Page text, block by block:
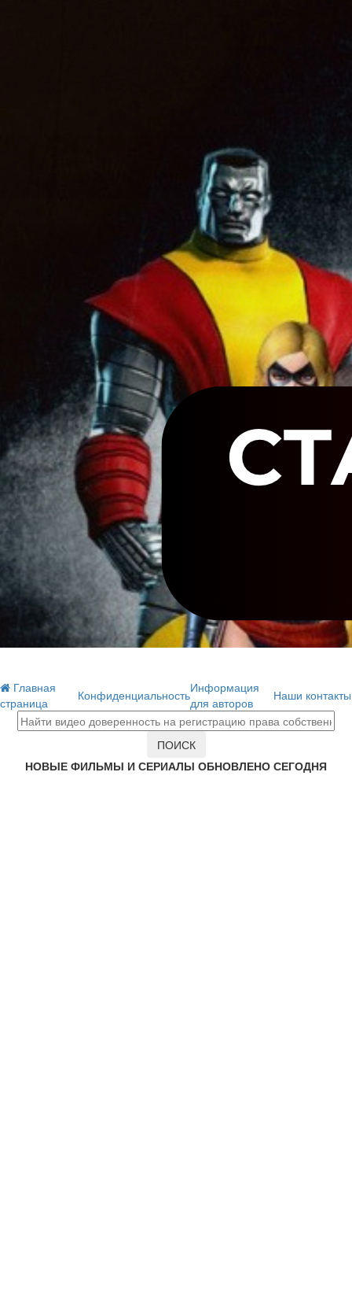
Главная
страница
КонфиденциальностьИнформация
для авторов
Наши контакты
НОВЫЕ ФИЛЬМЫ И СЕРИАЛЫ ОБНОВЛЕНО СЕГОДНЯ